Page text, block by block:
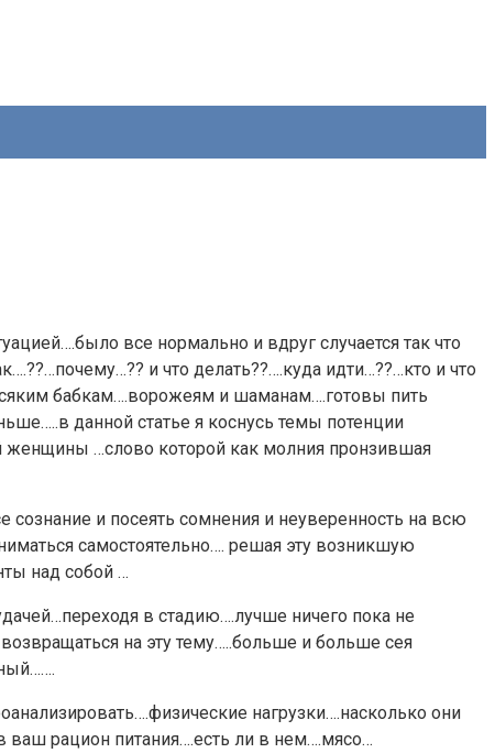
все нормально и вдруг случается так что
и что делать??….куда идти…??…кто и что
бабкам….ворожеям и шаманам….готовы пить
данной статье я коснусь темы потенции
женщины …слово которой как молния пронзившая
и посеять сомнения и неуверенность на всю
самостоятельно…. решая эту возникшую
над собой …
в стадию….лучше ничего пока не
на эту тему…..больше и больше сея
нагрузки….насколько они
ваш рацион питания….есть ли в нем….мясо…